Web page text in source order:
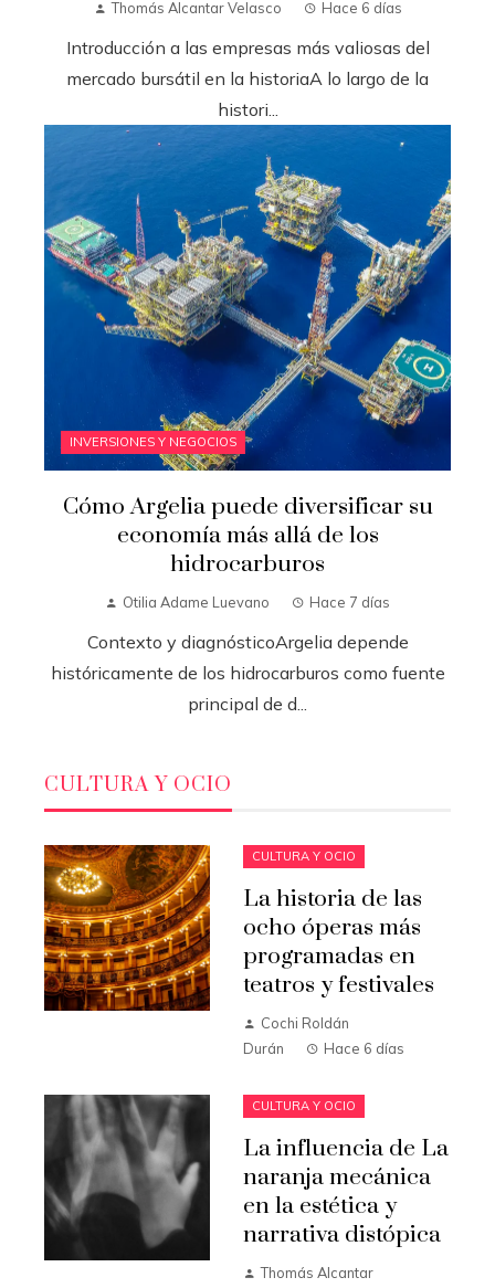
Thomás Alcantar Velasco Hace 6 días
Introducción a las empresas más valiosas del
mercado bursátil en la historiaA lo largo de la
histori...
INVERSIONES Y NEGOCIOS
Cómo Argelia puede diversificar su
economía más allá de los
hidrocarburos
Otilia Adame Luevano Hace 7 días
Contexto y diagnósticoArgelia depende
históricamente de los hidrocarburos como fuente
principal de d...
CULTURA Y OCIO
CULTURA Y OCIO
La historia de las
ocho óperas más
programadas en
teatros y festivales
Cochi Roldán
Durán
Hace 6 días
CULTURA Y OCIO
La influencia de La
naranja mecánica
en la estética y
narrativa distópica
Thomás Alcantar